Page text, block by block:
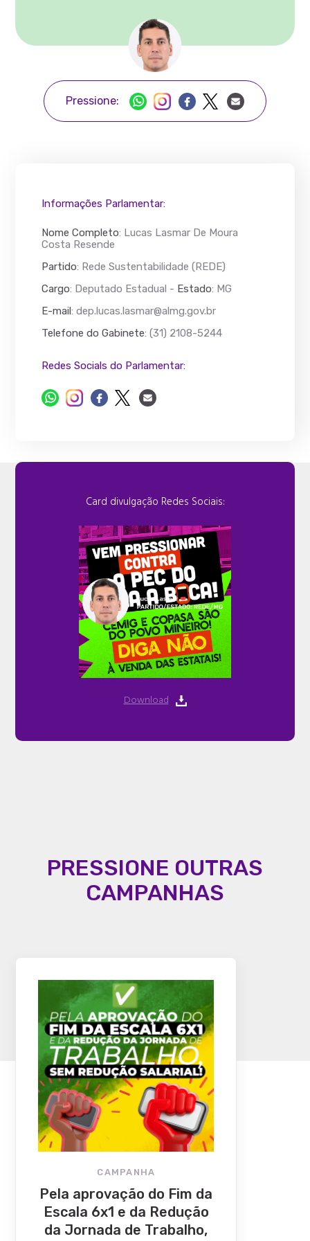
Pressione:
Informações Parlamentar:
Nome Completo: Lucas Lasmar De Moura
Costa Resende
Partido: Rede Sustentabilidade (REDE)
Cargo: Deputado Estadual - Estado: MG
E-mail:dep.lucas.lasmar@almg.gov.br
Telefone do Gabinete: (31) 2108-5244
Redes Socials do Parlamentar:
Card divulgação Redes Sociais:
Download
PRESSIONE OUTRAS
CAMPANHAS
CAMPANHA
Pela aprovação do Fim da
Escala 6x1 e da Redução
da Jornada de Trabalho,